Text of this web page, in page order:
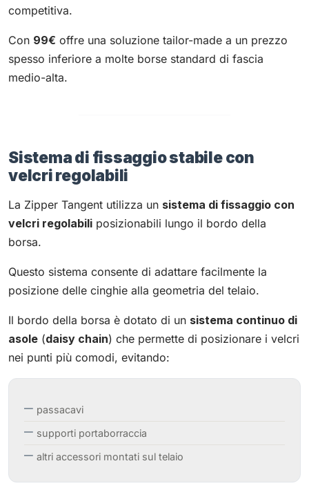
competitiva.
Con 99€ offre una soluzione tailor-made a un prezzo
spesso inferiore a molte borse standard di fascia
medio-alta.
Sistema di fissaggio stabile con
velcri regolabili
La Zipper Tangent utilizza un sistema di fissaggio con
velcri regolabili posizionabili lungo il bordo della
borsa.
Questo sistema consente di adattare facilmente la
posizione delle cinghie alla geometria del telaio.
Il bordo della borsa è dotato di un sistema continuo di
asole (daisy chain) che permette di posizionare i velcri
nei punti più comodi, evitando:
passacavi
supporti portaborraccia
altri accessori montati sul telaio